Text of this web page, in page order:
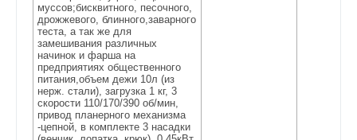
муссов;бисквитного, песочного,
дрожжевого, блинного,заварного
теста, а так же для
замешивания различных
начинок и фарша на
предприятиях общественного
питания,объем дежи 10л (из
нерж. стали), загрузка 1 кг, 3
скорости 110/170/390 об/мин,
привод планерного механизма
-цепной, в комплекте 3 насадки